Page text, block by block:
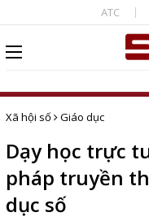
ATC
Xã hội số Giáo dục
Dạy học trực
pháp truyền
dục số